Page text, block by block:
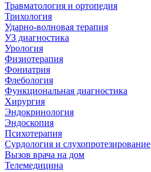
Травматология и ортопедия
Трихология
Ударно-волновая терапия
УЗ диагностика
Урология
Физиотерапия
Фониатрия
Флебология
Функциональная диагностика
Хирургия
Эндокринология
Эндоскопия
Психотерапия
Сурдология и слухопротезирование
Вызов врача на дом
Телемедицина